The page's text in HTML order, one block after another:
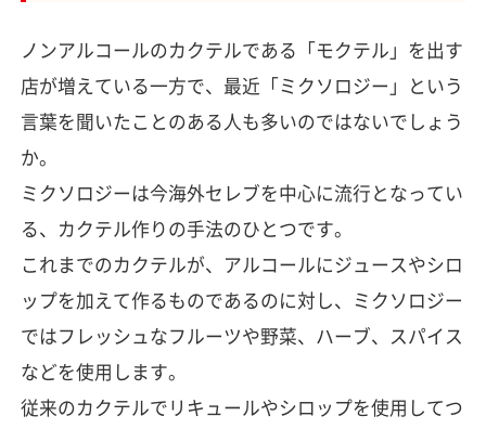
ノンアルコールのカクテルである「モクテル」を出す
店が増えている一方で、最近「ミクソロジー」という
言葉を聞いたことのある人も多いのではないでしょう
か。
ミクソロジーは今海外セレブを中心に流行となってい
る、カクテル作りの手法のひとつです。
これまでのカクテルが、アルコールにジュースやシロ
ップを加えて作るものであるのに対し、ミクソロジー
ではフレッシュなフルーツや野菜、ハーブ、スパイス
などを使用します。
従来のカクテルでリキュールやシロップを使用してつ